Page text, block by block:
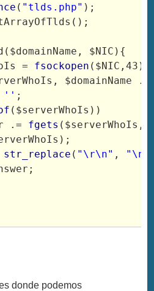
( "tlds.php" );
$NIC){
=
fsockopen
$domainName .
'' ;
($serverWhoIs))
.=
fgets
str_replace ( "\r\n" , "\n"
donde podemos